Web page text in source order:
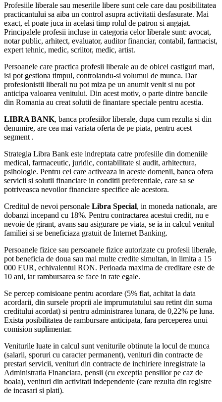
Profesiile liberale sau meseriile libere sunt cele care dau posibilitatea
practicantului sa aiba un control asupra activitatii desfasurate. Mai
exact, el poate juca in acelasi timp rolul de patron si angajat.
Principalele profesii incluse in categoria celor liberale sunt: avocat,
notar public, arhitect, evaluator, auditor financiar, contabil, farmacist,
expert tehnic, medic, scriitor, medic, artist.
Persoanele care practica profesii liberale au de obicei castiguri mari,
isi pot gestiona timpul, controlandu-si volumul de munca. Dar
profesionistii liberali nu pot miza pe un anumit venit si nu pot
anticipa valoarea venitului. Din acest motiv, o parte dintre bancile
din Romania au creat solutii de finantare speciale pentru acestia.
LIBRA BANK, banca profesiilor liberale, dupa cum rezulta si din
denumire, are cea mai variata oferta de pe piata, pentru acest
segment .
Strategia Libra Bank este indreptata catre profesiile din domeniile
medical, farmaceutic, juridic, contabilitate si audit, arhitectura,
psihologie. Pentru cei care activeaza in aceste domenii, banca ofera
servicii si solutii financiare in conditii preferentiale, care sa se
potriveasca nevoilor financiare specifice ale acestora.
Creditul de nevoi personale Libra Special, in moneda nationala, are
dobanzi incepand cu 18%. Pentru contractarea acestui credit, nu e
nevoie de girant, avans sau asigurare pe viata, se ia in calcul venitul
familiei si se beneficiaza gratuit de Internet Banking.
Persoanele fizice sau persoanele fizice autorizate cu profesii liberale,
pot beneficia de doua sau mai multe credite simultan, in limita a 15
000 EUR, echivalentul RON. Perioada maxima de creditare este de
10 ani, iar rambursarea se face in rate egale.
Se percep comisioane pentru acordare (5% flat, achitat la data
acordarii, din sursele proprii ale imprumutatului sau retint din suma
creditului acordat) si pentru administrarea lunara, de 0,22% pe luna.
Exista posibilitatea de rambursare anticipata, fara perceperea unui
comision suplimentar.
Veniturile luate in calcul sunt veniturile obtinute la locul de munca
(salarii, sporuri cu caracter permanent), venituri din contracte de
prestari servicii, venituri din contracte de inchiriere inregistrate la
Administratia Financiara, pensii (cu exceptia pensiilor pe caz de
boala), venituri din activitati independente (care rezulta din registre
de incasari si plati).